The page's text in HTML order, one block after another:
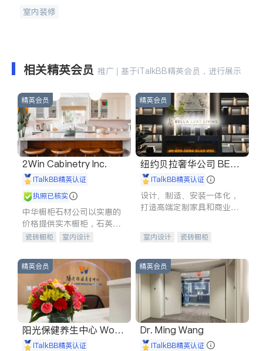
室内装修
相关精英会员 推广 | 基于iTalkBB精英会员，进行展示
精英会员
2Win Cabinetry Inc.
iTalkBB精英认证
执照已核实
中华橱柜石材公司以实惠的
价格提供实木橱柜，石英石
台面，多种优质不锈钢水
质厨房，家的选择。
瓷砖橱柜
室内设计
室内装修
精英会员
纽约贝拉奢华公司 BELL
A LUXE
iTalkBB精英认证
设计、制造、安装一体化，
打造高端定制家具和商业空
室内设计
瓷砖橱柜
售前软装staging
室内装修
精英会员
阳光保健养生中心 World
shine
iTalkBB精英认证
精英会员
Dr. Ming Wang
iTalkBB精英认证